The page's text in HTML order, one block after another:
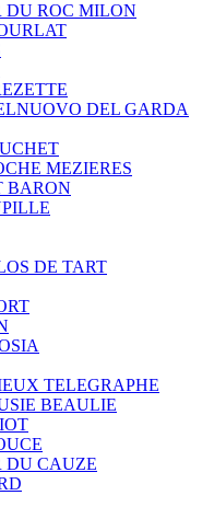
DU ROC MILON
DEL GARDA
MEZIERES
BARON
DE TART
TELEGRAPHE
BEAULIE
DU CAUZE